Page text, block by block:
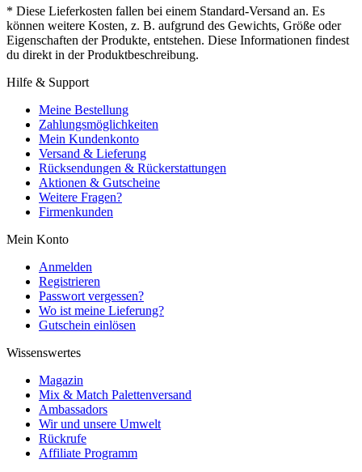
* Diese Lieferkosten fallen bei einem Standard-Versand an. Es
können weitere Kosten, z. B. aufgrund des Gewichts, Größe oder
Eigenschaften der Produkte, entstehen. Diese Informationen findest
du direkt in der Produktbeschreibung.
Hilfe & Support
Meine Bestellung
Zahlungsmöglichkeiten
Mein Kundenkonto
Versand & Lieferung
Rücksendungen & Rückerstattungen
Aktionen & Gutscheine
Weitere Fragen?
Firmenkunden
Mein Konto
Anmelden
Registrieren
Passwort vergessen?
Wo ist meine Lieferung?
Gutschein einlösen
Wissenswertes
Magazin
Mix & Match Palettenversand
Ambassadors
Wir und unsere Umwelt
Rückrufe
Affiliate Programm